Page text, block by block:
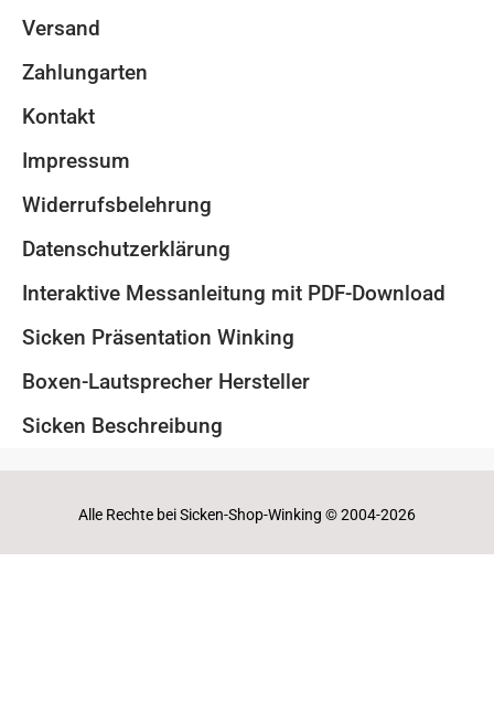
Versand
Zahlungarten
Kontakt
Impressum
Widerrufsbelehrung
Datenschutzerklärung
Interaktive Messanleitung mit PDF-Download
Sicken Präsentation Winking
Boxen-Lautsprecher Hersteller
Sicken Beschreibung
Alle Rechte bei Sicken-Shop-Winking © 2004-2026